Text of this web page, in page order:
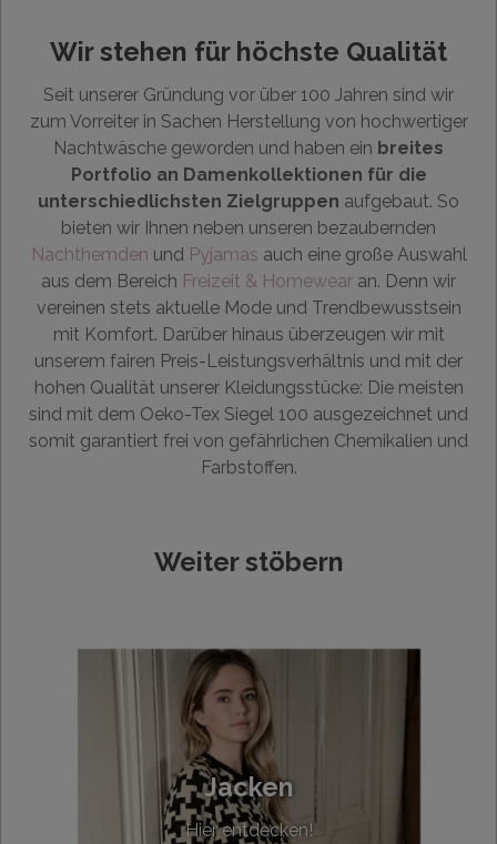
Wir stehen für höchste Qualität
Seit unserer Gründung vor über 100 Jahren sind wir
zum Vorreiter in Sachen Herstellung von hochwertiger
Nachtwäsche geworden und haben ein breites
Portfolio an Damenkollektionen für die
unterschiedlichsten Zielgruppen aufgebaut. So
bieten wir Ihnen neben unseren bezaubernden
Nachthemden und Pyjamas auch eine große Auswahl
aus dem Bereich Freizeit & Homewear an. Denn wir
vereinen stets aktuelle Mode und Trendbewusstsein
mit Komfort. Darüber hinaus überzeugen wir mit
unserem fairen Preis-Leistungsverhältnis und mit der
hohen Qualität unserer Kleidungsstücke: Die meisten
sind mit dem Oeko-Tex Siegel 100 ausgezeichnet und
somit garantiert frei von gefährlichen Chemikalien und
Farbstoffen.
Weiter stöbern
Jacken
Hier entdecken!